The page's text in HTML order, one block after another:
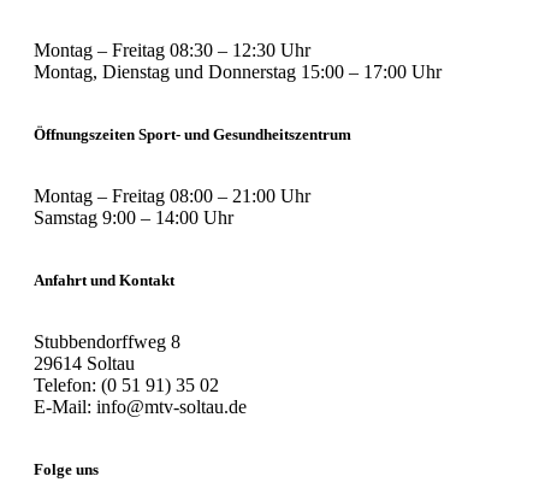
Montag – Freitag 08:30 – 12:30 Uhr
Montag, Dienstag und Donnerstag 15:00 – 17:00 Uhr
Öffnungszeiten Sport- und Gesundheitszentrum
Montag – Freitag 08:00 – 21:00 Uhr
Samstag 9:00 – 14:00 Uhr
Anfahrt und Kontakt
Stubbendorffweg 8
29614 Soltau
Telefon: (0 51 91) 35 02
E-Mail: info@mtv-soltau.de
Folge uns